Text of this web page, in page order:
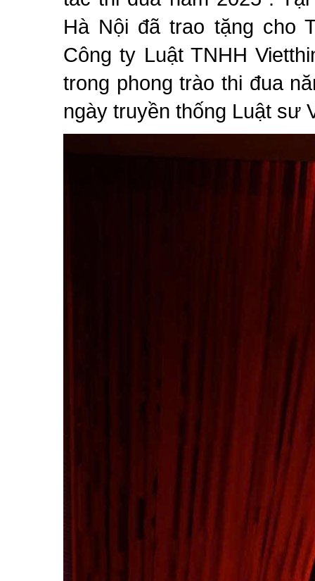
Hà Nội đã trao tặng cho
Công ty Luật TNHH
trong phong trào thi đua
ngày truyền thống Luật sư